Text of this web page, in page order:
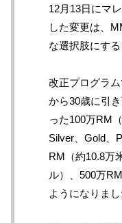
12月13日にマ
した変更は、
な選択肢にする
改正プログラ
から30歳に引
った100万RM
Silver、Gold、
RM（約10.8万
ル）、500万
ようになりまし